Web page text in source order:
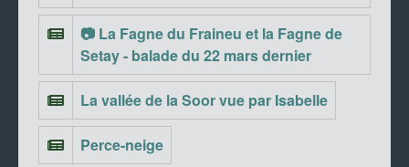
📷 La Fagne du Fraineu et la Fagne de
Setay - balade du 22 mars dernier
La vallée de la Soor vue par Isabelle
Perce-neige